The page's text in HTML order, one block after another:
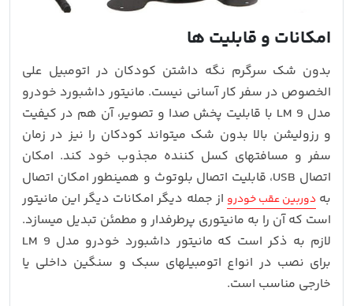
امکانات و قابلیت ها
بدون شک سرگرم نگه داشتن کودکان در اتومبیل علی
الخصوص در سفر کار آسانی نیست. مانیتور داشبورد خودرو
مدل 9 LM با قابلیت پخش صدا و تصویر، آن هم در کیفیت
و رزولیشن بالا بدون شک میتواند کودکان را نیز در زمان
سفر و مسافتهای کسل کننده مجذوب خود کند. امکان
اتصال USB، قابلیت اتصال بلوتوث و همینطور امکان اتصال
بهدوربین عقب خودرو از جمله دیگر امکانات دیگر این مانیتور
است که آن را به مانیتوری پرطرفدار و مطمئن تبدیل میسازد.
لازم به ذکر است که مانیتور داشبورد خودرو مدل 9 LM
برای نصب در انواع اتومبیلهای سبک و سنگین داخلی یا
خارجی مناسب است.